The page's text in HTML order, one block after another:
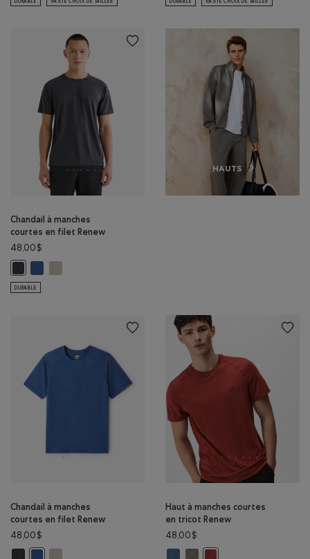
Chandail à manches
courtes en filet Renew
48,00$
DURABLE
HAUTS
Chandail à manches
courtes en filet Renew
48,00$
Chandail à manches courtes en filet Renew: POIVRE NOIR Couleur
Chandail à manches courtes en filet Renew: GRIS TAUPE
Haut à manches courtes
en tricot Renew
48,00$
Haut à manches courtes en tricot
Haut à manches courtes en